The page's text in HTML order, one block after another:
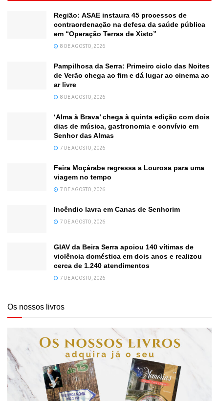
Região: ASAE instaura 45 processos de
contraordenação na defesa da saúde pública
em “Operação Terras de Xisto”
8 DE AGOSTO, 2026
Pampilhosa da Serra: Primeiro ciclo das Noites
de Verão chega ao fim e dá lugar ao cinema ao
ar livre
8 DE AGOSTO, 2026
‘Alma à Brava’ chega à quinta edição com dois
dias de música, gastronomia e convívio em
Senhor das Almas
7 DE AGOSTO, 2026
Feira Moçárabe regressa a Lourosa para uma
viagem no tempo
7 DE AGOSTO, 2026
Incêndio lavra em Canas de Senhorim
7 DE AGOSTO, 2026
GIAV da Beira Serra apoiou 140 vítimas de
violência doméstica em dois anos e realizou
cerca de 1.240 atendimentos
7 DE AGOSTO, 2026
Os nossos livros